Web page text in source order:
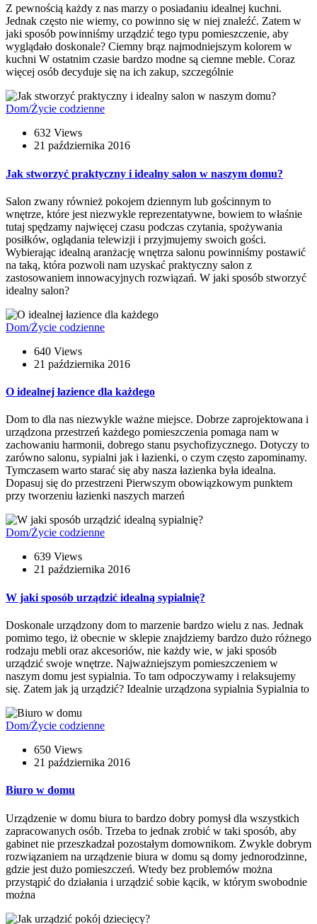
Z pewnością każdy z nas marzy o posiadaniu idealnej kuchni.
Jednak często nie wiemy, co powinno się w niej znaleźć. Zatem w
jaki sposób powinniśmy urządzić tego typu pomieszczenie, aby
wyglądało doskonale? Ciemny brąz najmodniejszym kolorem w
kuchni W ostatnim czasie bardzo modne są ciemne meble. Coraz
więcej osób decyduje się na ich zakup, szczególnie
Dom/Życie codzienne
632 Views
21 października 2016
Jak stworzyć praktyczny i idealny salon w naszym domu?
Salon zwany również pokojem dziennym lub gościnnym to
wnętrze, które jest niezwykle reprezentatywne, bowiem to właśnie
tutaj spędzamy najwięcej czasu podczas czytania, spożywania
posiłków, oglądania telewizji i przyjmujemy swoich gości.
Wybierając idealną aranżację wnętrza salonu powinniśmy postawić
na taką, która pozwoli nam uzyskać praktyczny salon z
zastosowaniem innowacyjnych rozwiązań. W jaki sposób stworzyć
idealny salon?
Dom/Życie codzienne
640 Views
21 października 2016
O idealnej łazience dla każdego
Dom to dla nas niezwykle ważne miejsce. Dobrze zaprojektowana i
urządzona przestrzeń każdego pomieszczenia pomaga nam w
zachowaniu harmonii, dobrego stanu psychofizycznego. Dotyczy to
zarówno salonu, sypialni jak i łazienki, o czym często zapominamy.
Tymczasem warto starać się aby nasza łazienka była idealna.
Dopasuj się do przestrzeni Pierwszym obowiązkowym punktem
przy tworzeniu łazienki naszych marzeń
Dom/Życie codzienne
639 Views
21 października 2016
W jaki sposób urządzić idealną sypialnię?
Doskonale urządzony dom to marzenie bardzo wielu z nas. Jednak
pomimo tego, iż obecnie w sklepie znajdziemy bardzo dużo różnego
rodzaju mebli oraz akcesoriów, nie każdy wie, w jaki sposób
urządzić swoje wnętrze. Najważniejszym pomieszczeniem w
naszym domu jest sypialnia. To tam odpoczywamy i relaksujemy
się. Zatem jak ją urządzić? Idealnie urządzona sypialnia Sypialnia to
Dom/Życie codzienne
650 Views
21 października 2016
Biuro w domu
Urządzenie w domu biura to bardzo dobry pomysł dla wszystkich
zapracowanych osób. Trzeba to jednak zrobić w taki sposób, aby
gabinet nie przeszkadzał pozostałym domownikom. Zwykle dobrym
rozwiązaniem na urządzenie biura w domu są domy jednorodzinne,
gdzie jest dużo pomieszczeń. Wtedy bez problemów można
przystąpić do działania i urządzić sobie kącik, w którym swobodnie
można